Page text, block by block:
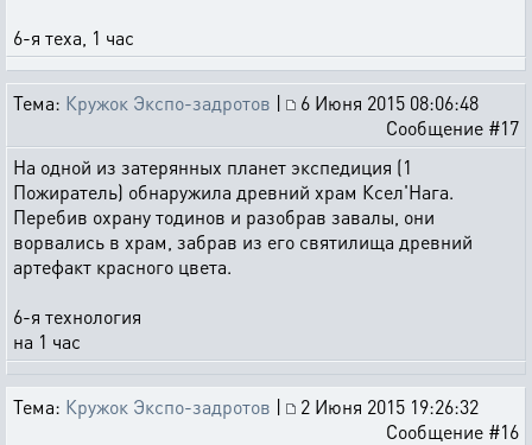
6-я теха, 1 час
Тема: Кружок Экспо-задротов |
6 Июня 2015 08:06:48
Сообщение #17
На одной из затерянных планет экспедиция (1
Пожиратель) обнаружила древний храм Ксел'Нага.
Перебив охрану тодинов и разобрав завалы, они
ворвались в храм, забрав из его святилища древний
артефакт красного цвета.
6-я технология
на 1 час
Тема: Кружок Экспо-задротов |
2 Июня 2015 19:26:32
Сообщение #16